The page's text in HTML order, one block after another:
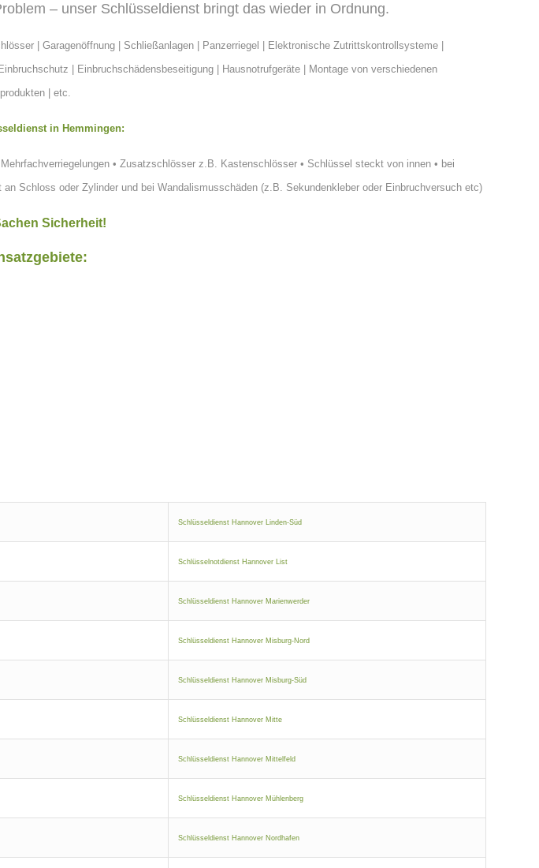
– unser Schlüsseldienst bringt das wieder in Ordnung.
| Garagenöffnung | Schließanlagen
| Panzerriegel | Elektronische Zutrittskontrollsysteme |
Einbruchschutz
| Einbruchschädensbeseitigung | Hausnotrufgeräte | Montage von verschiedenen
| etc.
in Hemmingen:
• Zusatzschlösser z.B. Kastenschlösser • Schlüssel steckt von innen • bei
an Schloss oder Zylinder und bei Wandalismusschäden (z.B. Sekundenkleber oder Einbruchversuch etc)
Sicherheit!
Schlüsseldienst Hannover Linden-Süd
Schlüsselnotdienst Hannover List
Schlüsseldienst Hannover Marienwerder
Schlüsseldienst Hannover Misburg-Nord
Schlüsseldienst Hannover Misburg-Süd
Schlüsseldienst Hannover Mitte
Schlüsseldienst Hannover Mittelfeld
Schlüsseldienst Hannover Mühlenberg
Schlüsseldienst Hannover Nordhafen